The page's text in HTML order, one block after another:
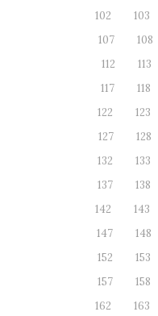
102
103
107
108
112
113
117
118
122
123
127
128
132
133
137
138
142
143
147
148
152
153
157
158
162
163